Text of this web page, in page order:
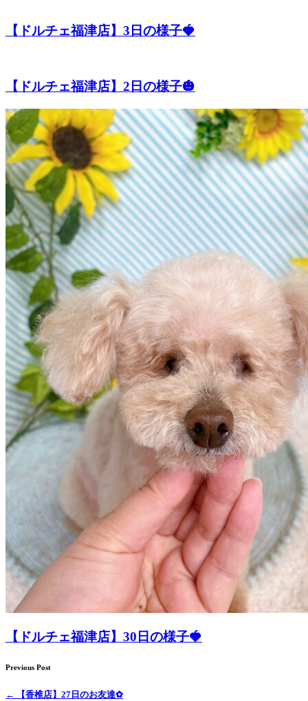
【ドルチェ福津店】3日の様子🍓
【ドルチェ福津店】2日の様子🎃
【ドルチェ福津店】30日の様子🍓
Previous Post
← 【香椎店】27日のお友達✿